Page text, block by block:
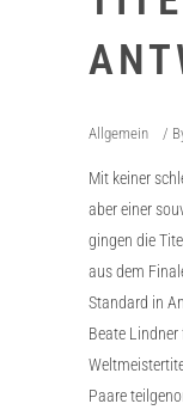
Allgemein
Mit keiner
aber einer
gingen die
aus dem
Standard in
Beate
Paare